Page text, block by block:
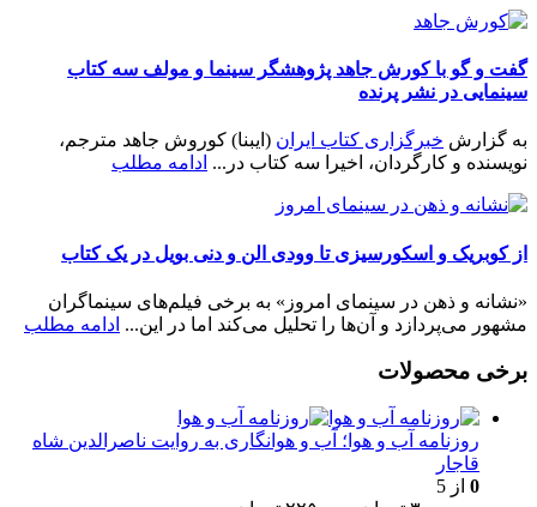
گفت و گو با کورش جاهد پژوهشگر سینما و مولف سه کتاب
سینمایی در نشر پرنده
به گزارش خبرگزاری کتاب ایران (ایبنا) کوروش جاهد مترجم،
نویسنده و کارگردان، اخیرا سه کتاب در... ادامه مطلب
از کوبریک و اسکورسیزی تا وودی الن و دنی بویل در یک کتاب
«نشانه و ذهن در سینمای امروز» به برخی فیلم‌های سینماگران
مشهور می‌پردازد و آن‌ها را تحلیل می‌کند اما در این... ادامه مطلب
برخی محصولات
روزنامه آب و هوا؛ آب و هوانگاری به روایت ناصرالدین شاه
قاجار
0 از 5